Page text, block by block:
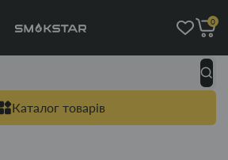
Каталог товарів
0